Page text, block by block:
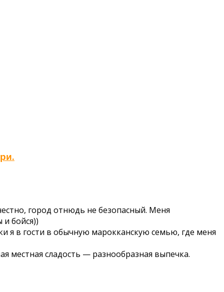
город отнюдь не безопасный. Меня
бойся))
я в гости в обычную марокканскую семью, где меня
местная сладость — разнообразная выпечка.